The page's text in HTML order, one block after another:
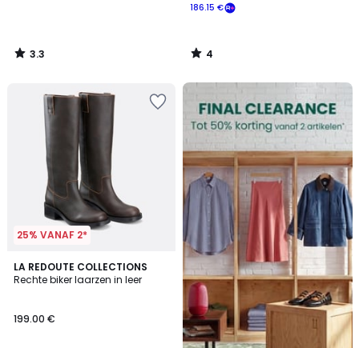
3.3
/
186.15 €
4
/
25% VANAF 2*
LA REDOUTE COLLECTIONS
Rechte biker laarzen in leer
199.00 €
4.8
/ 5
FINAL
CLEARANCE